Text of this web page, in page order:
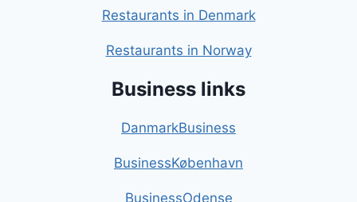
Restaurants in Denmark
Restaurants in Norway
Business links
DanmarkBusiness
BusinessKøbenhavn
BusinessOdense